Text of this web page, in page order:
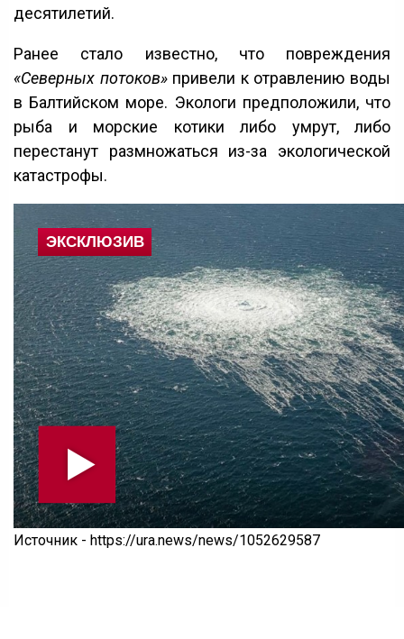
десятилетий.
Ранее стало известно, что повреждения
«Северных потоков»привели к отравлению воды
в Балтийском море. Экологи предположили, что
рыба и морские котики либо умрут, либо
перестанут размножаться из-за экологической
катастрофы.
Источник - https://ura.news/news/1052629587